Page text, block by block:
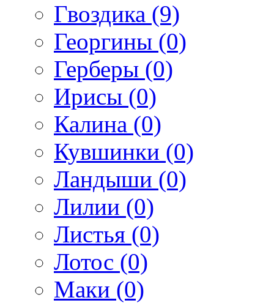
Гвоздика (9)
Георгины (0)
Герберы (0)
Ирисы (0)
Калина (0)
Кувшинки (0)
Ландыши (0)
Лилии (0)
Листья (0)
Лотос (0)
Маки (0)